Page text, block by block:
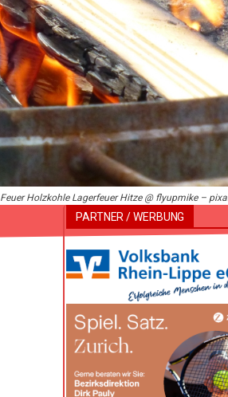
Feuer Holzkohle Lagerfeuer Hitze @ flyupmike –
PARTNER / WERBUNG